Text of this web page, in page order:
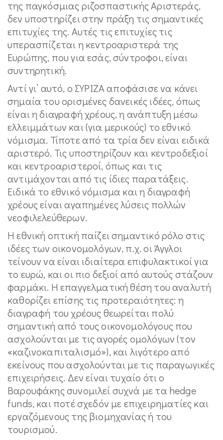
της παγκόσμιας ριζοσπαστικής Αριστεράς,
δεν υποστηρίζει στην πράξη τις σημαντικές
επιτυχίες της. Αυτές τις επιτυχίες τις
υπερασπίζεται η κεντροαριστερά της
Ευρώπης, που για εσάς, σύντροφοι, είναι
συντηρητική.
Αντί γι’ αυτό, ο ΣΥΡΙΖΑ αποφάσισε να κάνει
σημαία του ορισμένες δανεικές ιδέες, όπως
είναι η διαγραφή χρέους, η ανάπτυξη μέσω
ελλειμμάτων και (για μερικούς) το εθνικό
νόμισμα. Τίποτε από τα τρία δεν είναι ειδικά
αριστερό. Τις υποστηρίζουν και κεντροδεξιοί
και κεντροαριστεροί, όπως και τις
αντιμάχονται από τις ίδιες παρατάξεις.
Ειδικά το εθνικό νόμισμα και η διαγραφή
χρέους είναι αγαπημένες λύσεις πολλών
νεοφιλελεύθερων.
Η εθνική οπτική παίζει σημαντικό ρόλο στις
ιδέες των οικονομολόγων, π.χ. οι Άγγλοι
τείνουν να είναι ιδιαίτερα επιφυλακτικοί για
το ευρώ, και οι πιο δεξιοί από αυτούς στάζουν
φαρμάκι. Η επαγγελματική θέση του αναλυτή
καθορίζει επίσης τις προτεραιότητες: η
διαγραφή του χρέους θεωρείται πολύ
σημαντική από τους οικονομολόγους που
ασχολούνται με τις αγορές ομολόγων (τον
«καζινοκαπιταλισμό»), και λιγότερο από
εκείνους που ασχολούνται με τις παραγωγικές
επιχειρήσεις. Δεν είναι τυχαίο ότι ο
Βαρουφάκης συνομιλεί συχνά με τα hedge
funds, και ποτέ σχεδόν με επιχειρηματίες και
εργαζόμενους της βιομηχανίας ή του
τουρισμού.